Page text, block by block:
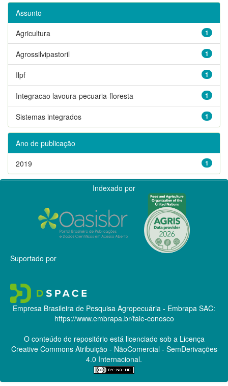
Assunto
1
Agricultura
1
Agrossilvipastoril
1
Ilpf
1
Integracao lavoura-pecuaria-floresta
1
Sistemas integrados
Ano de publicação
1
2019
Indexado por
Suportado por
Empresa Brasileira de Pesquisa Agropecuária - Embrapa SAC:
https://www.embrapa.br/fale-conosco
O conteúdo do repositório está licenciado sob a Licença
Creative CommonsAtribuição - NãoComercial - SemDerivações
4.0 Internacional.